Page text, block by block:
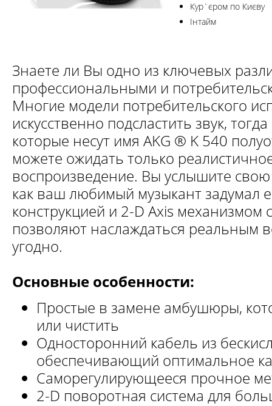
Кур`єром по Києву
Інтайм
Знаете ли Вы одно из ключевых
профессиональными и
Многие модели потребительского
искусственно подсластить звук,
которые несут имя AKG ® K 540
можете ожидать только
воспроизведение. Вы услышите
как ваш любимый музыкант задумал
конструкцией и 2-D Axis механизмом
позволяют наслаждаться реальным
угодно.
Основные особенности:
Простые в замене амбушюры,
или чистить
Односторонний кабель из
обеспечивающий оптимальное
Саморегулирующееся прочное
2-D поворотная система для